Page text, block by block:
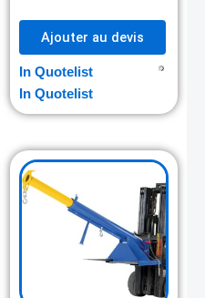
Ajouter au devis
In Quotelist
In Quotelist